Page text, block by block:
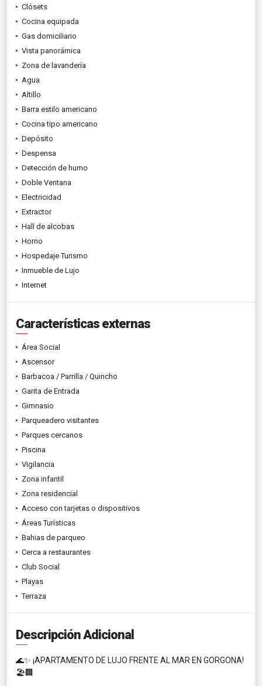
Clósets
Cocina equipada
Gas domiciliario
Vista panorámica
Zona de lavandería
Agua
Altillo
Barra estilo americano
Cocina tipo americano
Depósito
Despensa
Detección de humo
Doble Ventana
Electricidad
Extractor
Hall de alcobas
Horno
Hospedaje Turismo
Inmueble de Lujo
Internet
Características externas
Área Social
Ascensor
Barbacoa / Parrilla / Quincho
Garita de Entrada
Gimnasio
Parqueadero visitantes
Parques cercanos
Piscina
Vigilancia
Zona infantil
Zona residencial
Acceso con tarjetas o dispositivos
Áreas Turísticas
Bahias de parqueo
Cerca a restaurantes
Club Social
Playas
Terraza
Descripción Adicional
🌊✨ ¡APARTAMENTO DE LUJO FRENTE AL MAR EN GORGONA!
🏖️🏢